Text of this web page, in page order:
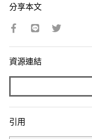
分享本文
資源連結
引用